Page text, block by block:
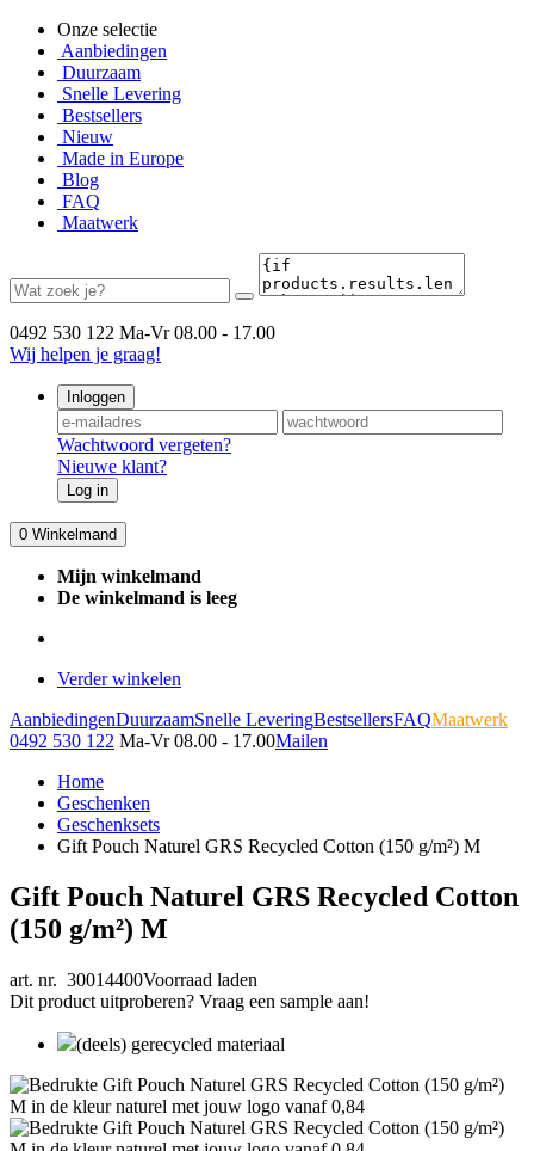
Onze selectie
Aanbiedingen
Duurzaam
Snelle Levering
Bestsellers
Nieuw
Made in Europe
Blog
FAQ
Maatwerk
0492 530 122 Ma-Vr 08.00 - 17.00
Wij helpen je graag!
Inloggen
Wachtwoord vergeten?
Nieuwe klant?
Log in
0 Winkelmand
Mijn winkelmand
De winkelmand is leeg
Verder winkelen
AanbiedingenDuurzaamSnelle LeveringBestsellersFAQMaatwerk
0492 530 122 Ma-Vr 08.00 - 17.00Mailen
Home
Geschenken
Geschenksets
Gift Pouch Naturel GRS Recycled Cotton (150 g/m²) M
Gift Pouch Naturel GRS Recycled Cotton
(150 g/m²) M
art. nr. 30014400Voorraad laden
Dit product uitproberen? Vraag een sample aan!
(deels) gerecycled materiaal